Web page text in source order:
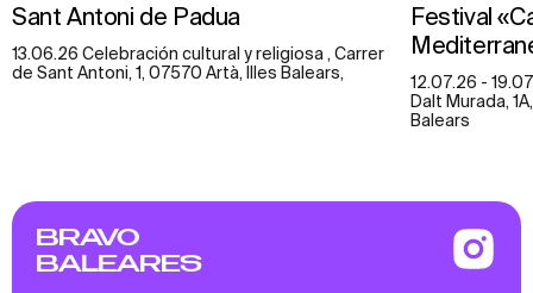
Sant Antoni de Padua
13.06.26 Celebración cultural y religiosa , Carrer
de Sant Antoni, 1, 07570 Artà, Illes Balears,
Festival
12.07.26 -
Dalt Murada,
Balears
BRAVO
BALEARES